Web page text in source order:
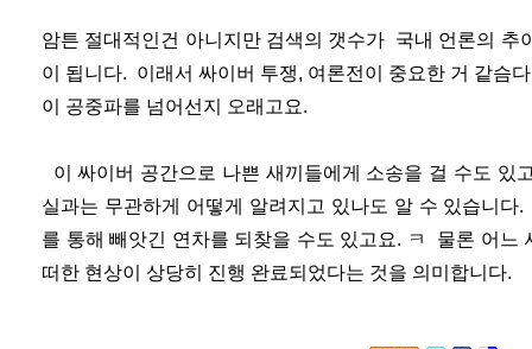
암튼 절대적인건 아니지만 검색의 갯수가 국내 언론의 추
이 됩니다. 이래서 싸이버 투쟁, 여론전이 중요한 거 같슴
이 공중파를 넘어선지 오래고요.
이 싸이버 공간으로 나쁜 새끼들에게 소송을 걸 수도 있
실과는 무관하게 어떻게 알려지고 있나도 알 수 있습니
를 통해 빼앗긴 연차를 되찾을 수도 있고요. ㅋ 물론 어느
떠한 현상이 상당히 진행 완료되었다는 것을 의미합니다.